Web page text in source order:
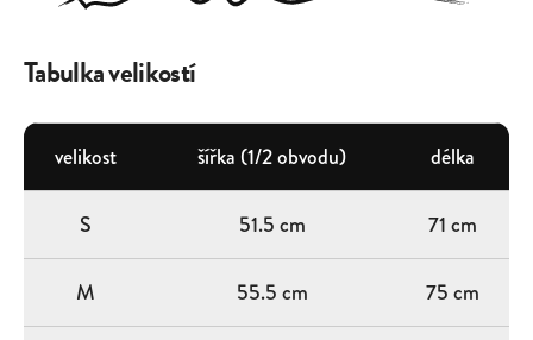
Tabulka velikostí
velikost šířka (1/2 obvodu) délka
S 51.5 cm 71 cm
M 55.5 cm 75 cm